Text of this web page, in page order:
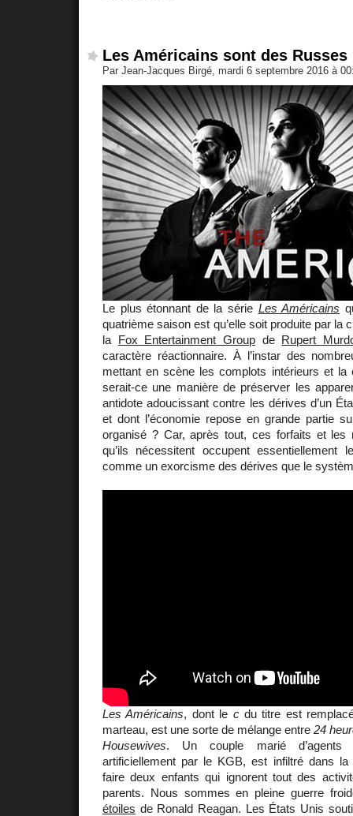
Les Américains sont des Russes
Par Jean-Jacques Birgé, mardi 6 septembre 2016 à
Le plus étonnant de la série Les Américains
quatrième saison est qu’elle soit produite par la
la Fox Entertainment Group de Rupert
caractère réactionnaire. À l’instar des
mettant en scène les complots intérieurs et la
serait-ce une manière de préserver les
antidote adoucissant contre les dérives d’un
et dont l’économie repose en grande partie
organisé ? Car, après tout, ces forfaits et les
qu’ils nécessitent occupent essentiellement
comme un exorcisme des dérives que le
Les Américains, dont le cdu titre est
marteau, est une sorte de mélange entre 24
Housewives. Un couple marié d’agents
artificiellement par le KGB, est infiltré dans la
faire deux enfants qui ignorent tout des
parents. Nous sommes en pleine guerre
étoiles de Ronald Reagan. Les États Unis